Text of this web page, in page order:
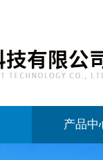
产品中